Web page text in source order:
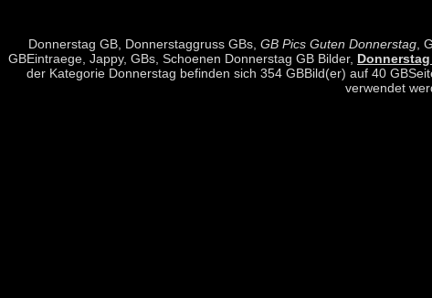
Donnerstag GB, Donnerstaggruss GBs, GB Pics Guten Donnerstag,
GBEintraege, Jappy, GBs, Schoenen Donnerstag GB Bilder,
der Kategorie Donnerstag befinden sich 354 GBBild(er) auf 40
verwendet